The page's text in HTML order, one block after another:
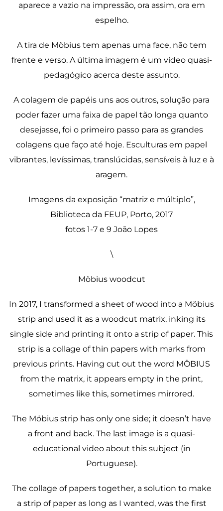
aparece a vazio na impressão, ora assim, ora em
espelho.
A tira de Möbius tem apenas uma face, não tem
frente e verso. A última imagem é um vídeo quasi-
pedagógico acerca deste assunto.
A colagem de papéis uns aos outros, solução para
poder fazer uma faixa de papel tão longa quanto
desejasse, foi o primeiro passo para as grandes
colagens que faço até hoje. Esculturas em papel
vibrantes, levíssimas, translúcidas, sensíveis à luz e à
aragem.
Imagens da exposição “matriz e múltiplo”,
Biblioteca da FEUP, Porto, 2017
fotos 1-7 e 9 João Lopes
\
Möbius woodcut
In 2017, I transformed a sheet of wood into a Möbius
strip and used it as a woodcut matrix, inking its
single side and printing it onto a strip of paper. This
strip is a collage of thin papers with marks from
previous prints. Having cut out the word MÖBIUS
from the matrix, it appears empty in the print,
sometimes like this, sometimes mirrored.
The Möbius strip has only one side; it doesn’t have
a front and back. The last image is a quasi-
educational video about this subject (in
Portuguese).
The collage of papers together, a solution to make
a strip of paper as long as I wanted, was the first